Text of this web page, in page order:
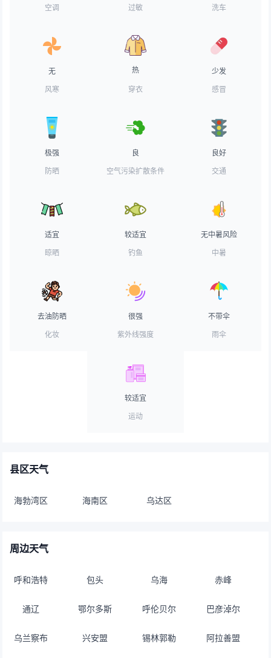
空调
过敏
洗车
无
风寒
热
穿衣
少发
感冒
极强
防晒
良
空气污染扩散条件
良好
交通
适宜
晾晒
较适宜
钓鱼
无中暑风险
中暑
去油防晒
化妆
很强
紫外线强度
不带伞
雨伞
较适宜
运动
县区天气
海勃湾区 海南区 乌达区
周边天气
呼和浩特 包头 乌海 赤峰
通辽 鄂尔多斯 呼伦贝尔 巴彦淖尔
乌兰察布 兴安盟 锡林郭勒 阿拉善盟